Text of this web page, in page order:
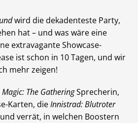
wird die dekadenteste Party,
hat – und was wäre eine
extravagante Showcase-
ist schon in 10 Tagen, und wir
mehr zeigen!
Magic: The GatheringSprecherin,
Karten, dieInnistrad: Blutroter
verrät, in welchen Boostern